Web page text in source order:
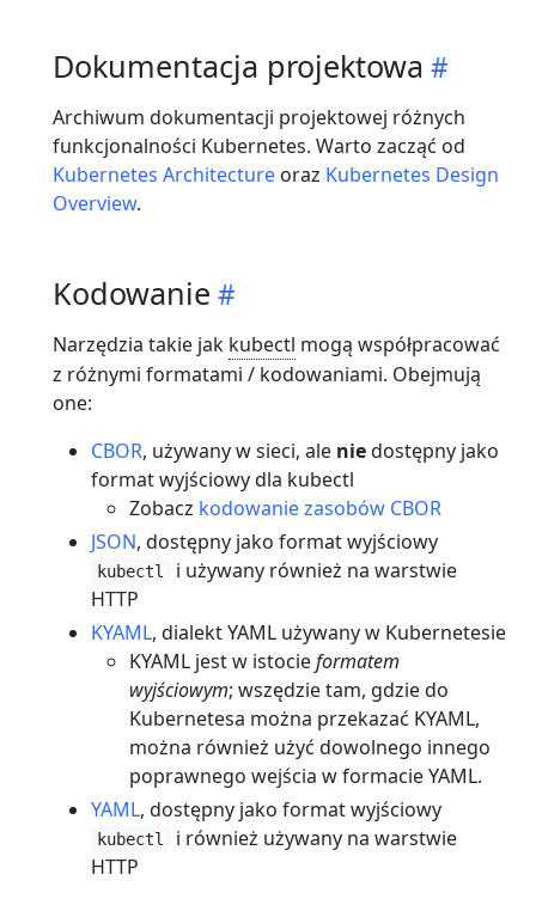
Dokumentacja projektowa
Archiwum dokumentacji projektowej różnych
funkcjonalności Kubernetes. Warto zacząć od
Kubernetes Architecture oraz Kubernetes Design
Overview.
Kodowanie
Narzędzia takie jak kubectl mogą współpracować
z różnymi formatami / kodowaniami. Obejmują
one:
CBOR, używany w sieci, ale niedostępny jako
format wyjściowy dla kubectl
Zobacz kodowanie zasobów CBOR
JSON, dostępny jako format wyjściowy
kubectl
i używany również na warstwie
HTTP
KYAML, dialekt YAML używany w Kubernetesie
KYAML jest w istocieformatem
wyjściowym; wszędzie tam, gdzie do
Kubernetesa można przekazać KYAML,
można również użyć dowolnego innego
poprawnego wejścia w formacie YAML.
YAML, dostępny jako format wyjściowy
kubectl
i również używany na warstwie
HTTP